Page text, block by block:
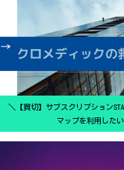
＼【買切】サブスクリプション
マップを利用した